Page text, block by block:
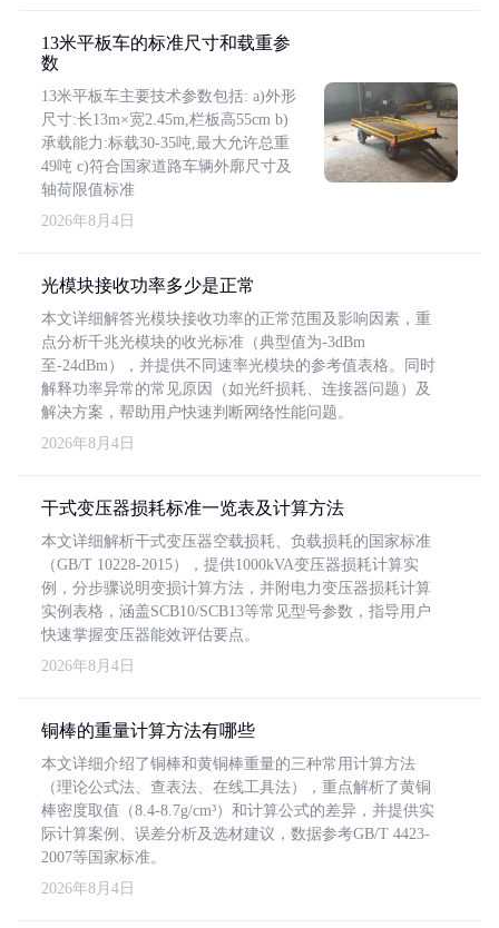
13米平板车的标准尺寸和载重参
数
13米平板车主要技术参数包括: a)外形
尺寸:长13m×宽2.45m,栏板高55cm b)
承载能力:标载30-35吨,最大允许总重
49吨 c)符合国家道路车辆外廓尺寸及
轴荷限值标准
2026年8月4日
光模块接收功率多少是正常
本文详细解答光模块接收功率的正常范围及影响因素，重
点分析千兆光模块的收光标准（典型值为-3dBm
至-24dBm），并提供不同速率光模块的参考值表格。同时
解释功率异常的常见原因（如光纤损耗、连接器问题）及
解决方案，帮助用户快速判断网络性能问题。
2026年8月4日
干式变压器损耗标准一览表及计算方法
本文详细解析干式变压器空载损耗、负载损耗的国家标准
（GB/T 10228-2015），提供1000kVA变压器损耗计算实
例，分步骤说明变损计算方法，并附电力变压器损耗计算
实例表格，涵盖SCB10/SCB13等常见型号参数，指导用户
快速掌握变压器能效评估要点。
2026年8月4日
铜棒的重量计算方法有哪些
本文详细介绍了铜棒和黄铜棒重量的三种常用计算方法
（理论公式法、查表法、在线工具法），重点解析了黄铜
棒密度取值（8.4-8.7g/cm³）和计算公式的差异，并提供实
际计算案例、误差分析及选材建议，数据参考GB/T 4423-
2007等国家标准。
2026年8月4日